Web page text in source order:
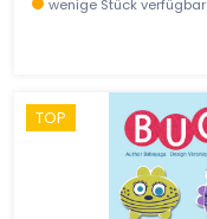
wenige Stück verfügbar
TOP